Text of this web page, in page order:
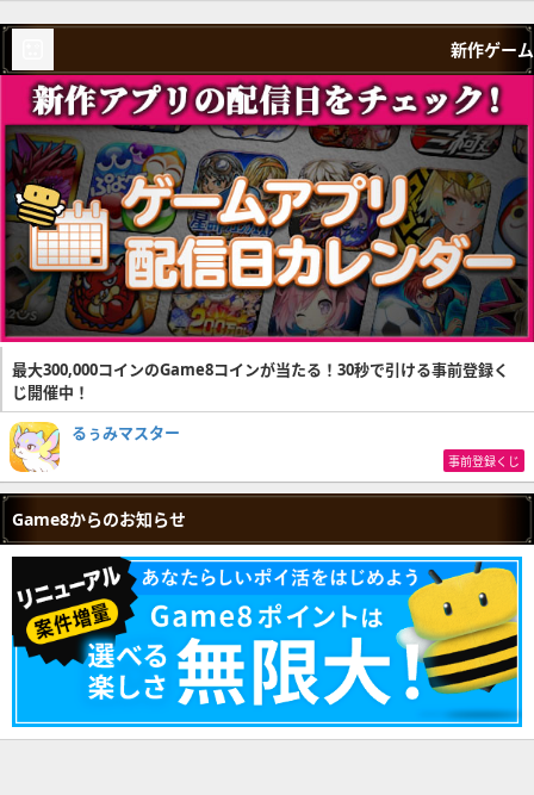
新作ゲーム
最大300,000コインのGame8コインが当たる！30秒で引ける事前登録く
じ開催中！
るぅみマスター
事前登録くじ
Game8からのお知らせ